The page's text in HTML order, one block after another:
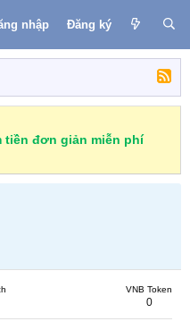
nhập Đăng ký
tiền đơn giản miễn phí
VNB Token
0